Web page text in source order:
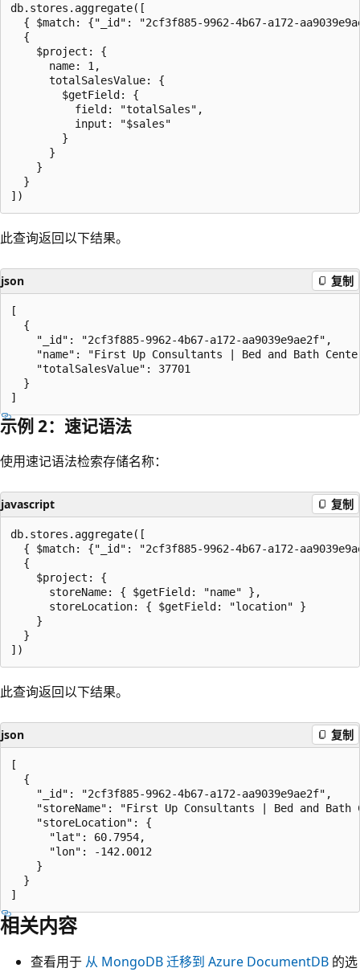
db.stores.aggregate([
{ $match: {"_id": "2cf3f885-9962-4b67-a172-
  {
    $project: {
      name: 1,
      totalSalesValue: {
        $getField: {
          field: "totalSales",
          input: "$sales"
        }
      }
    }
  }
此查询返回以下结果。
json 复制
[
  {
    "_id": "2cf3f885-9962-4b67-a172-aa9039e9ae2f",
"name": "First Up Consultants | Bed and Bath
    "totalSalesValue": 37701
  }
示例 2：速记语法
使用速记语法检索存储名称：
javascript 复制
db.stores.aggregate([
{ $match: {"_id": "2cf3f885-9962-4b67-a172-
  {
    $project: {
      storeName: { $getField: "name" },
      storeLocation: { $getField: "location" }
    }
  }
此查询返回以下结果。
json 复制
[
  {
    "_id": "2cf3f885-9962-4b67-a172-aa9039e9ae2f",
"storeName": "First Up Consultants | Bed and Bath
    "storeLocation": {
      "lat": 60.7954,
      "lon": -142.0012
    }
  }
相关内容
查看用于 从 MongoDB 迁移到 Azure DocumentDB 的选